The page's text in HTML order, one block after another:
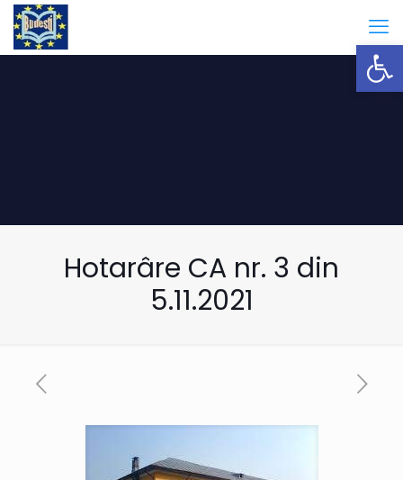
Hotarâre CA nr. 3 din
5.11.2021